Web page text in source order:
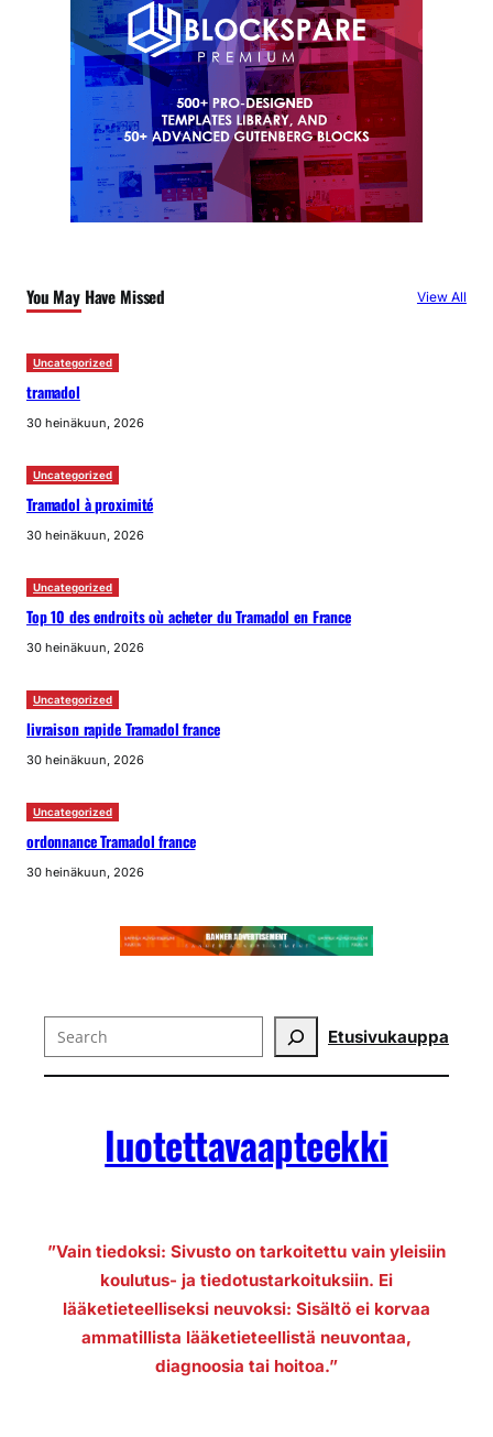
You May Have Missed View All
Uncategorized
tramadol
30 heinäkuun, 2026
Uncategorized
Tramadol à proximité
30 heinäkuun, 2026
Uncategorized
Top 10 des endroits où acheter du Tramadol en France
30 heinäkuun, 2026
Uncategorized
livraison rapide Tramadol france
30 heinäkuun, 2026
Uncategorized
ordonnance Tramadol france
30 heinäkuun, 2026
Search Etusivukauppa
luotettavaapteekki
”Vain tiedoksi: Sivusto on tarkoitettu vain yleisiin
koulutus- ja tiedotustarkoituksiin. Ei
lääketieteelliseksi neuvoksi: Sisältö ei korvaa
ammatillista lääketieteellistä neuvontaa,
diagnoosia tai hoitoa.”